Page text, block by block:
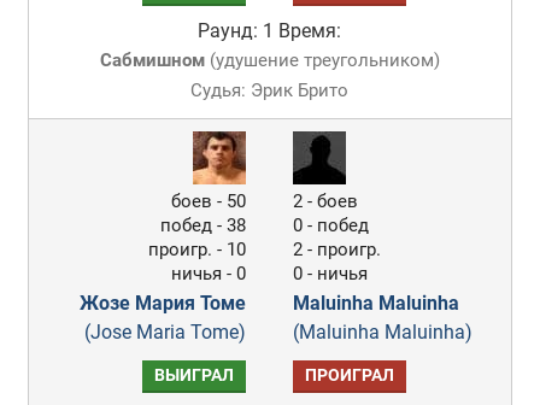
Раунд: 1 Время:
Сабмишном(удушение треугольником)
Судья: Эрик Брито
боев - 50
побед - 38
проигр. - 10
ничья - 0
Жозе Мария Томе
(Jose Maria Tome)
2 - боев
0 - побед
2 - проигр.
0 - ничья
Maluinha Maluinha
(Maluinha Maluinha)
ВЫИГРАЛ ПРОИГРАЛ